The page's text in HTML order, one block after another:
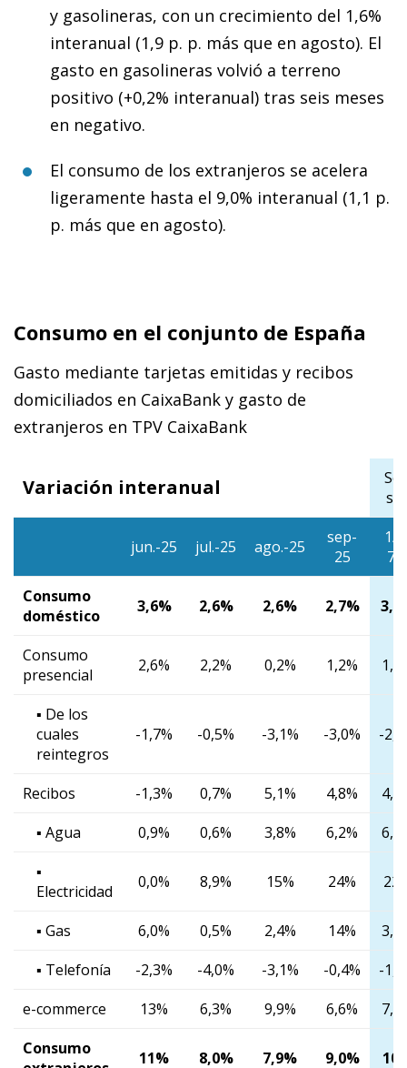
y gasolineras, con un crecimiento del 1,6%
interanual (1,9 p. p. más que en agosto). El
gasto en gasolineras volvió a terreno
positivo (+0,2% interanual) tras seis meses
en negativo.
El consumo de los extranjeros se acelera
ligeramente hasta el 9,0% interanual (1,1 p.
p. más que en agosto).
Consumo en el conjunto de España
Gasto mediante tarjetas emitidas y recibos
domiciliados en CaixaBank y gasto de
extranjeros en TPV CaixaBank
Variación interanual
jun.-25 jul.-25 ago.-25
sep-
25
1/
7/
Consumo
doméstico
3,6% 2,6% 2,6% 2,7%
Consumo
presencial
2,6% 2,2% 0,2% 1,2%
▪ De los
cuales
reintegros
-1,7% -0,5% -3,1% -3,0% -
Recibos -1,3% 0,7% 5,1% 4,8%
▪ Agua
0,9% 0,6% 3,8% 6,2%
▪
Electricidad
0,0% 8,9% 15% 24%
▪ Gas 6,0% 0,5% 2,4% 14%
▪ Telefonía
-2,3% -4,0% -3,1% -0,4%
-
e-commerce
13% 6,3% 9,9% 6,6%
Consumo
11% 8,0% 7,9% 9,0%